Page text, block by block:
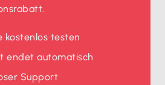
kostenlos testen
endet automatisch
Support